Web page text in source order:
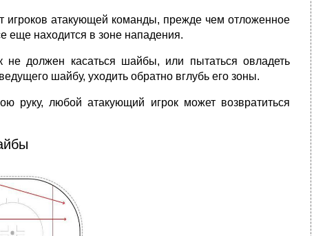
атакующей команды, прежде чем отложенное
еще находится в зоне нападения.
не должен касаться шайбы, или пытаться овладеть
шайбу, уходить обратно вглубь его зоны.
руку, любой атакующий игрок может возвратиться